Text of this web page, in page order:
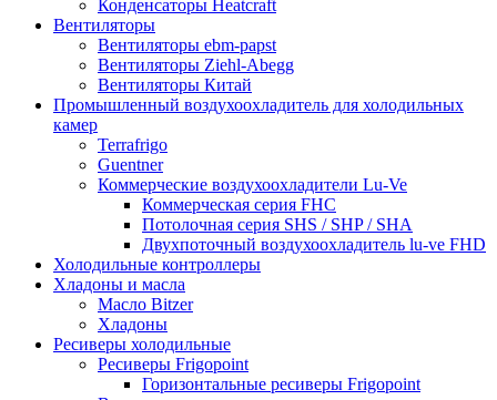
Конденсаторы Heatcraft
Вентиляторы
Вентиляторы ebm-papst
Вентиляторы Ziehl-Abegg
Вентиляторы Китай
Промышленный воздухоохладитель для холодильных
камер
Terrafrigo
Guentner
Коммерческие воздухоохладители Lu-Ve
Коммерческая серия FHC
Потолочная серия SHS / SHP / SHA
Двухпоточный воздухоохладитель lu-ve FHD
Холодильные контроллеры
Хладоны и масла
Масло Bitzer
Хладоны
Ресиверы холодильные
Ресиверы Frigopoint
Горизонтальные ресиверы Frigopoint